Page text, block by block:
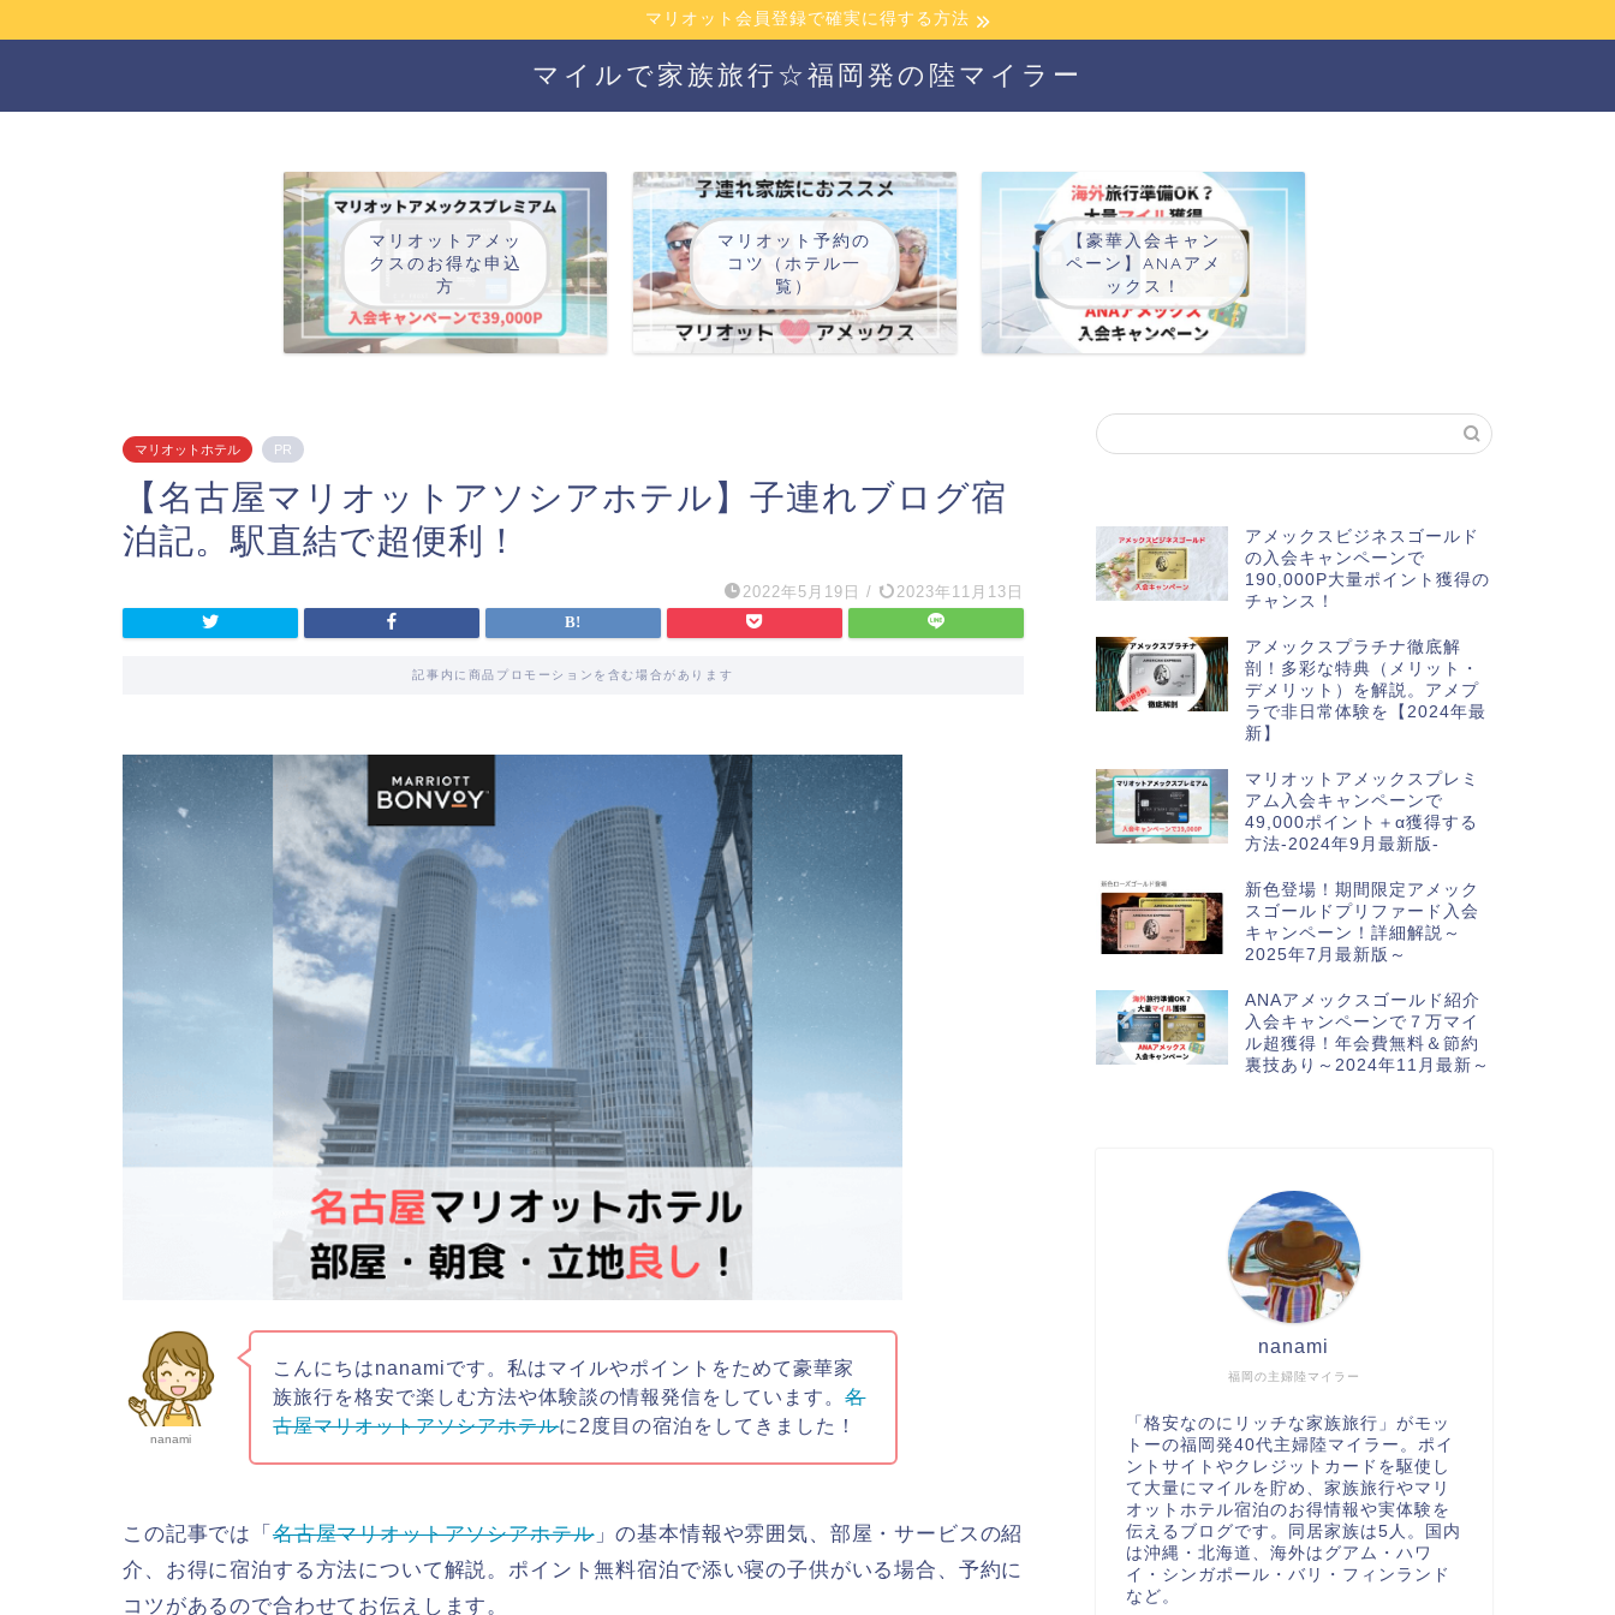
マリオット会員登録で確実に得する方法
マイルで家族旅行☆福岡発の陸マイラー
マリオットアメッ
クスのお得な申込
方
マリオット予約の
コツ（ホテル一
覧）
【豪華入会キャン
ペーン】ANAアメ
ックス！
マリオットホテル PR
【名古屋マリオットアソシアホテル】子連れブログ宿
泊記。駅直結で超便利！
2022年5月19日 / 2023年11月13日
記事内に商品プロモーションを含む場合があります
nanami
こんにちはnanamiです。私はマイルやポイントをためて豪華家
族旅行を格安で楽しむ方法や体験談の情報発信をしています。名
古屋マリオットアソシアホテルに2度目の宿泊をしてきました！
この記事では「名古屋マリオットアソシアホテル」の基本情報や雰囲気、部屋・サービスの紹
介、お得に宿泊する方法について解説。ポイント無料宿泊で添い寝の子供がいる場合、予約に
コツがあるので合わせてお伝えします。
アメックスビジネスゴールド
の入会キャンペーンで
190,000P大量ポイント獲得の
チャンス！
アメックスプラチナ徹底解
剖！多彩な特典（メリット・
デメリット）を解説。アメプ
ラで非日常体験を【2024年最
新】
マリオットアメックスプレミ
アム入会キャンペーンで
49,000ポイント＋α獲得する
方法-2024年9月最新版-
新色登場！期間限定アメック
スゴールドプリファード入会
キャンペーン！詳細解説～
2025年7月最新版～
ANAアメックスゴールド紹介
入会キャンペーンで７万マイ
ル超獲得！年会費無料＆節約
裏技あり～2024年11月最新～
福岡の主婦陸マイラー
nanami
「格安なのにリッチな家族旅行」がモッ
トーの福岡発40代主婦陸マイラー。ポイ
ントサイトやクレジットカードを駆使し
て大量にマイルを貯め、家族旅行やマリ
オットホテル宿泊のお得情報や実体験を
伝えるブログです。同居家族は5人。国内
は沖縄・北海道、海外はグアム・ハワ
イ・シンガポール・バリ・フィンランド
など。